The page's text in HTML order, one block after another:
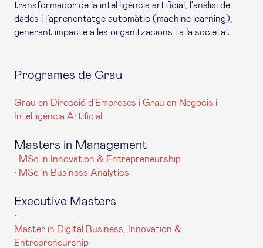
transformador de la intel·ligència artificial, l’anàlisi de
dades i l’aprenentatge automàtic ( machine learning ),
generant impacte a les organitzacions i a la societat.
Programes de Grau
·
Grau en Direcció d’Empreses i Grau en Negocis i
Intel·ligència Artificial
Masters in Management
· MSc in Innovation & Entrepreneurship
· MSc in Business Analytics
Executive Masters
·
Master in Digital Business, Innovation &
Entrepreneurship